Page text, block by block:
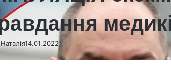
14.01.2022